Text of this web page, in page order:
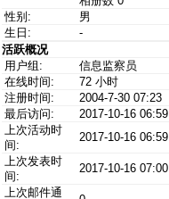
性别:
男
生日:
-
活跃概况
用户组:
信息监察员
在线时间:
72 小时
注册时间:
2004-7-30 07:23
最后访问:
2017-10-16 06:59
上次活动时
间:
2017-10-16 06:59
上次发表时
间:
2017-10-16 07:00
上次邮件通